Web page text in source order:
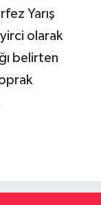
Yarış
olarak
belirten